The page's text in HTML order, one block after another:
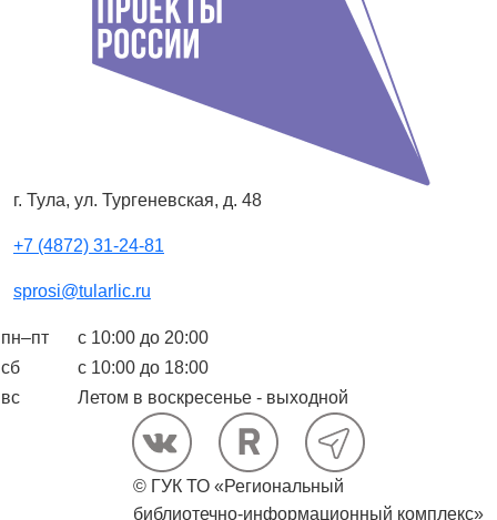
г. Тула, ул. Тургеневская, д. 48
+7 (4872) 31-24-81
sprosi@tularlic.ru
пн–пт
с 10:00 до 20:00
сб
с 10:00 до 18:00
вс
Летом в воскресенье - выходной
© ГУК ТО «Региональный
библиотечно-информационный комплекс»